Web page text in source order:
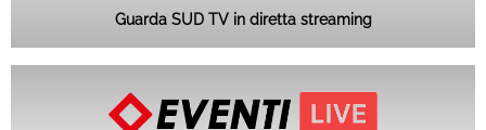
Guarda SUD TV in diretta streaming